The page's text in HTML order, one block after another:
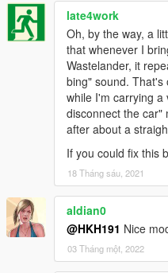
late4work
Oh, by the way, a
that whenever I
Wastelander, it
bing" sound. That's
while I'm carrying a
disconnect the car"
after about a
If you could fix this
18 Tháng sáu, 2021
aldian0
@HKH191 Nice
03 Tháng một, 2022